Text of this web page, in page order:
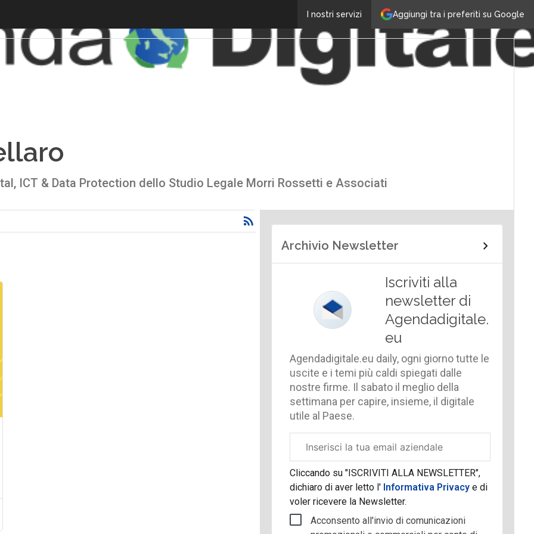
Aggiungi tra i preferiti su Google
I nostri servizi
ICT & Data Protection dello Studio Legale Morri Rossetti e Associati
Archivio Newsletter
Iscriviti alla
newsletter di
Agendadigitale.
eu
Agendadigitale.eu daily, ogni giorno tutte le
uscite e i temi più caldi spiegati dalle
nostre firme. Il sabato il meglio della
settimana per capire, insieme, il digitale
utile al Paese.
aziendale
Cliccando su "ISCRIVITI ALLA NEWSLETTER",
dichiaro di aver letto l' Informativa Privacye di
voler ricevere la Newsletter.
Acconsento all'invio di comunicazioni